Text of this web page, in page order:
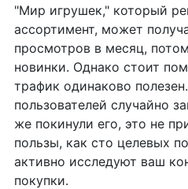
"Мир игрушек," который
ассортимент, может
просмотров в месяц,
новинки. Однако стоит
трафик одинаково
пользователей случайно
же покинули его, это не
пользы, как сто целевых
активно исследуют ваш
покупки.